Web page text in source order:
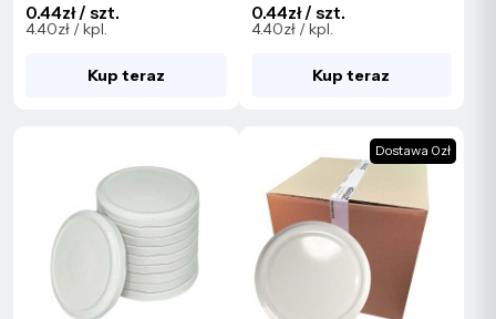
0.44zł / szt.
4.40zł / kpl.
Kup teraz
0.44zł / szt.
4.40zł / kpl.
Kup teraz
Dostawa 0zł